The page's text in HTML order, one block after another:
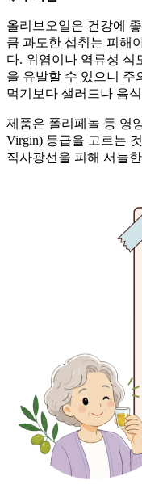
올리브오일은 건강에
큼 과도한 섭취는 피해
다. 위염이나 역류성 식
을 유발할 수 있으니 주
먹기보다 샐러드나 음
제품은 폴리페놀 등 영
Virgin) 등급을 고르는
직사광선을 피해 서늘